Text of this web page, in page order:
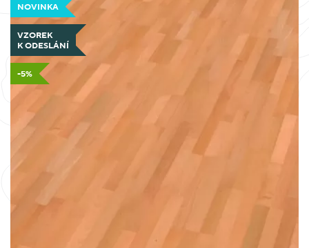
NOVINKA
VZOREK
K ODESLÁNÍ
-5%